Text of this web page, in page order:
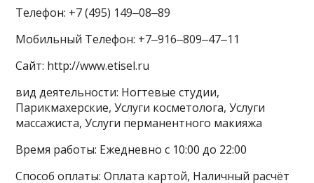
Телефон: +7 (495) 149‒08‒89
Мобильный Телефон: +7‒916‒809‒47‒11
Сайт: http://www.etisel.ru
вид деятельности: Ногтевые студии,
Парикмахерские, Услуги косметолога, Услуги
массажиста, Услуги перманентного макияжа
Время работы: Ежедневно с 10:00 до 22:00
Способ оплаты: Оплата картой, Наличный расчёт